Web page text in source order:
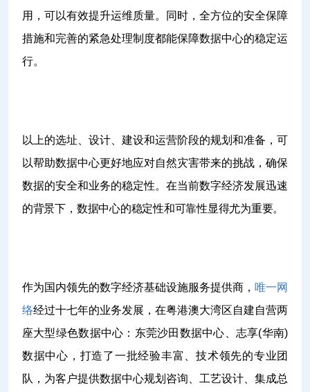
用，可以有效提升运维质量。同时，全方位的安全保障
措施和完善的紧急处理制度都能保障数据中心的稳定运
行。
以上的选址、设计、建设和运营阶段的规划和准备，可
以帮助数据中心更好地应对自然灾害带来的挑战，确保
数据的安全和业务的稳定性。在当前数字经济发展迅速
的背景下，数据中心的稳定性和可靠性显得尤为重要。
作为国内领先的数字经济基础设施服务提供商， 唯一网
络经过十七年的业务发展，在粤港澳大湾区自建自营两
座大型绿色数据中心：东莞沙田数据中心、志享(华南)
数据中心，打造了一批经验丰富、技术领先的专业团
队，为客户提供数据中心规划咨询、工艺设计、集成总